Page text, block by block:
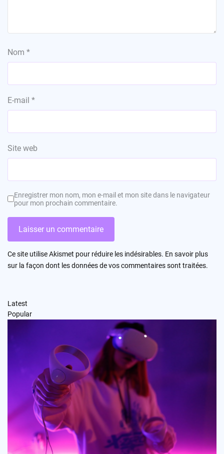
Nom *
E-mail *
Site web
Enregistrer mon nom, mon e-mail et mon site dans le navigateur
pour mon prochain commentaire.
Ce site utilise Akismet pour réduire les indésirables. En savoir plus
sur la façon dont les données de vos commentaires sont traitées.
Latest
Popular